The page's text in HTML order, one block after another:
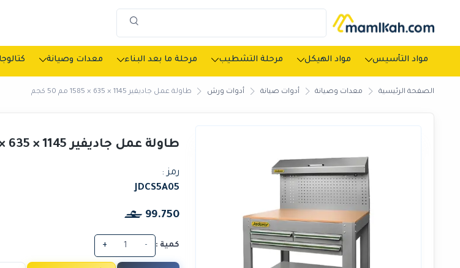
مواد التأسيس مواد الهيكل مرحلة التشطيب مرحلة ما بعد البناء معدات وصيانة
الصفحة الرئيسية معدات وصيانة أدوات صيانة أدوات ورش طاولة عمل جاديفير 1145 × 635 × 1585 مم 50 كجم
طاولة عمل جاديفير 1145 × 635 × 1585 مم 50 كجم
رمز :
JDCS5A05
99.750
كمية : -
+